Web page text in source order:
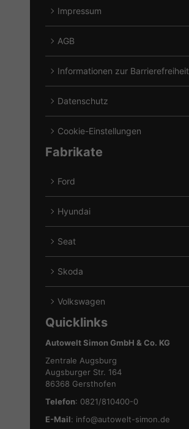
Impressum
AGB
Informationen zur Barrierefreiheit
Datenschutz
Cookie-Einstellungen
Fabrikate
Ford
von
anzeigen
Hyundai
von
anzeigen
Seat
von
anzeigen
Skoda
Skoda
anzeigen
Volkswagen
Fahrzeuge
von
anzeigen
Quicklinks
Autowelt Simon GmbH & Co. KG
Zentrale Augsburg
Augsburger Str. 164
86368 Gersthofen
Telefon: 0821/810400-0
E-Mail: info@autowelt-simon.de